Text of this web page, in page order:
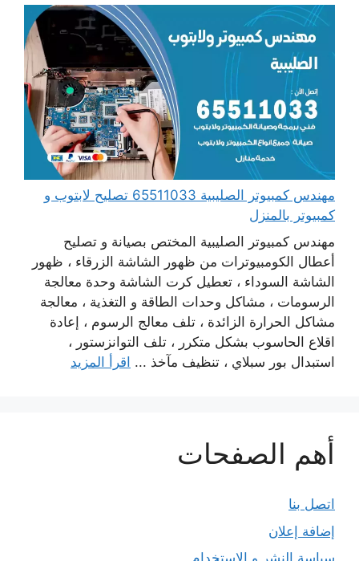
مهندس كمبيوتر الصليبية 65511033 تصليح لابتوب و
كمبيوتر بالمنزل
مهندس كمبيوتر الصليبية المختص بصيانة و تصليح
أعطال الكومبيوترات من ظهور الشاشة الزرقاء ، ظهور
الشاشة السوداء ، تعطيل كرت الشاشة وحدة معالجة
الرسومات ، مشاكل وحدات الطاقة و التغذية ، معالجة
مشاكل الحرارة الزائدة ، تلف معالج الرسوم ، إعادة
اقلاع الحاسوب بشكل متكرر ، تلف التوانزستور ،
استبدال بور سبلاي ، تنظيف مآخذ ... اقرأ المزيد
أهم الصفحات
اتصل بنا
إضافة إعلان